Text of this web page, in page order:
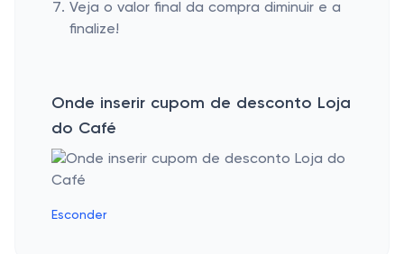
Veja o valor final da compra diminuir e a
finalize!
Onde inserir cupom de desconto Loja
do Café
Esconder